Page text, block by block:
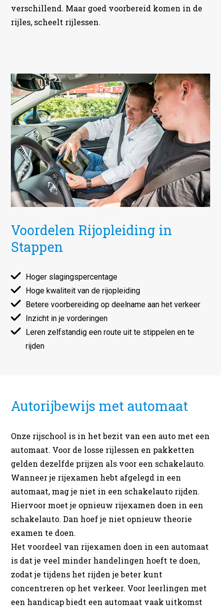
verschillend. Maar goed voorbereid komen in de
rijles, scheelt rijlessen.
Voordelen Rijopleiding in
Stappen
Hoger slagingspercentage
Hoge kwaliteit van de rijopleiding
Betere voorbereiding op deelname aan het verkeer
Inzicht in je vorderingen
Leren zelfstandig een route uit te stippelen en te
rijden
Autorijbewijs met automaat
Onze rijschool is in het bezit van een auto met een
automaat. Voor de losse rijlessen en pakketten
gelden dezelfde prijzen als voor een schakelauto.
Wanneer je rijexamen hebt afgelegd in een
automaat, mag je niet in een schakelauto rijden.
Hiervoor moet je opnieuw rijexamen doen in een
schakelauto. Dan hoef je niet opnieuw theorie
examen te doen.
Het voordeel van rijexamen doen in een automaat
is dat je veel minder handelingen hoeft te doen,
zodat je tijdens het rijden je beter kunt
concentreren op het verkeer. Voor leerlingen met
een handicap biedt een automaat vaak uitkomst